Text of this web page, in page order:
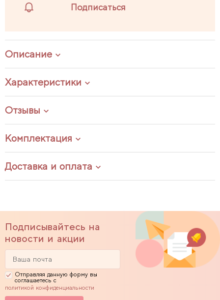
Подписаться
Описание
Характеристики
Отзывы
Комплектация
Доставка и оплата
Подписывайтесь на
новости и акции
Отправляя данную форму вы
соглашаетесь с
политикой конфиденциальности